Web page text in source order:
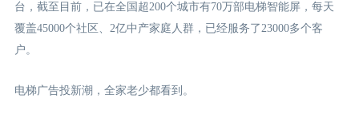
台，截至目前，已在全国超200个城市有70万部电梯智能屏，每天
覆盖45000个社区、2亿中产家庭人群，已经服务了23000多个客
户。
电梯广告投新潮，全家老少都看到。